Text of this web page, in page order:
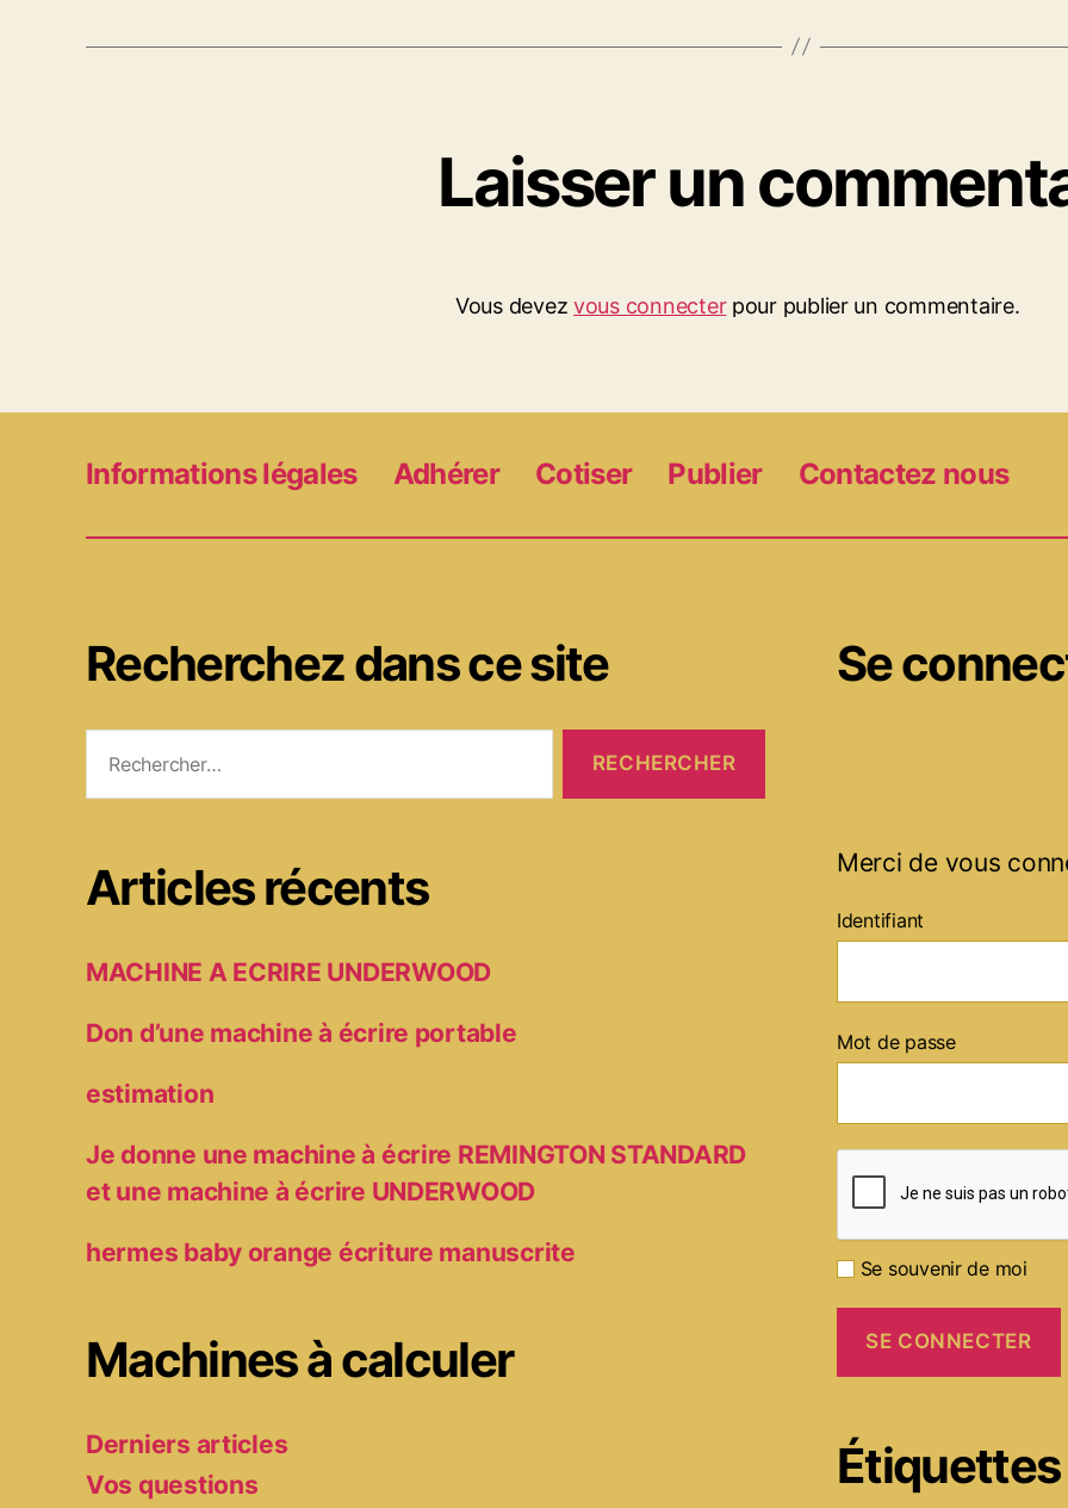
Laisser un
Vous devezvous connecterpour publier un commentaire.
Informations légales Adhérer Cotiser Publier Contactez nous
Recherchez dans ce site
Articles récents
MACHINE A ECRIRE UNDERWOOD
Don d’une machine à écrire portable
estimation
Je donne une machine à écrire REMINGTON STANDARD
et une machine à écrire UNDERWOOD
hermes baby orange écriture manuscrite
Machines à calculer
Derniers articles
Vos questions
Se
Merci de vous
Identifiant
Mot de passe
Se souvenir de moi
Étiquettes